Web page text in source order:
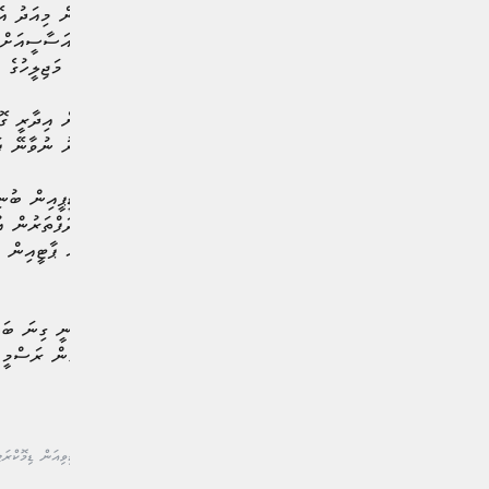
މީގެ އިތުރުން، އެކަމާ ގުޅިގެން
ގެއްލުމުގެ ފުރުސަތު ގާނޫނު
މައްސަލައާ ގުޅިގެން ޒިޔާދުގެ
އަދި އެ މައްސަލައާއި ގުޅިގެން
ފަދަ ކަމެއް އިތުރަށް ތަކުރާރު
މި މައްސަލައާ ގުޅިގެން އެމްޑީޕީއިން
މެމްބަރުން ވެސް އެމްޑީޕީގެ
މަތިން ގެނެސްފައިވާކަމަށް އެ
އެ މައްސަލަ ފެންމަތިވެފައިވަނީ ގިނަ
ދަނޑިވަޅުގައެވެ. އެކަމާ ގުޅިގެން
#މޯލްޑިވިއަން